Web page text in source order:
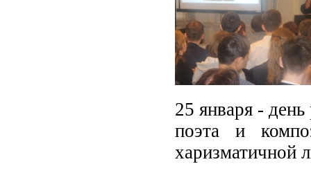
25 января -
поэта и
харизматичной